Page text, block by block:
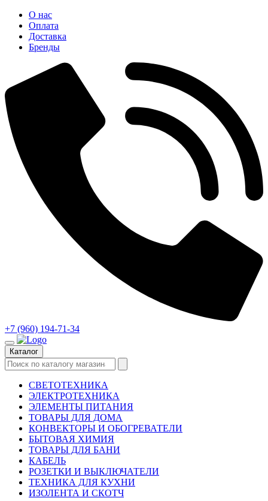
О нас
Оплата
Доставка
Бренды
+7 (960) 194-71-34
Каталог
СВЕТОТЕХНИКА
ЭЛЕКТРОТЕХНИКА
ЭЛЕМЕНТЫ ПИТАНИЯ
ТОВАРЫ ДЛЯ ДОМА
КОНВЕКТОРЫ И ОБОГРЕВАТЕЛИ
БЫТОВАЯ ХИМИЯ
ТОВАРЫ ДЛЯ БАНИ
КАБЕЛЬ
РОЗЕТКИ И ВЫКЛЮЧАТЕЛИ
ТЕХНИКА ДЛЯ КУХНИ
ИЗОЛЕНТА И СКОТЧ